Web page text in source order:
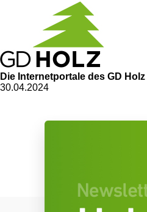
Die Internetportale des GD Holz
30.04.2024